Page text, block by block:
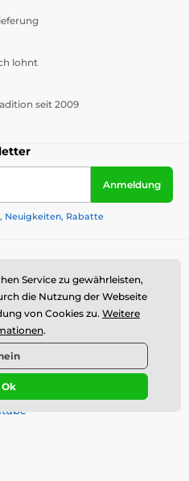
lohnt
seit 2009
Anmeldung
Neuigkeiten, Rabatte
Service zu gewährleisten,
die Nutzung der Webseite
von Cookies zu. Weitere
.
Ok